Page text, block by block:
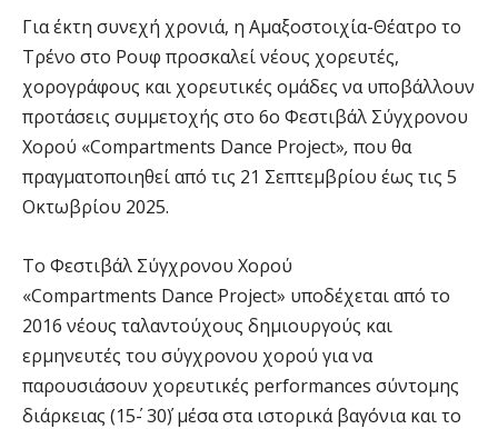
Για έκτη συνεχή χρονιά, η Αμαξοστοιχία-Θέατρο το
Τρένο στο Ρουφ προσκαλεί νέους χορευτές,
χορογράφους και χορευτικές ομάδες να υποβάλλουν
προτάσεις συμμετοχής στο 6ο Φεστιβάλ Σύγχρονου
Χορού «Compartments Dance Project», που θα
πραγματοποιηθεί από τις 21 Σεπτεμβρίου έως τις 5
Οκτωβρίου 2025.
Το Φεστιβάλ Σύγχρονου Χορού
«Compartments Dance Project» υποδέχεται από το
2016 νέους ταλαντούχους δημιουργούς και
ερμηνευτές του σύγχρονου χορού για να
παρουσιάσουν χορευτικές performances σύντομης
διάρκειας (15΄- 30΄) μέσα στα ιστορικά βαγόνια και το